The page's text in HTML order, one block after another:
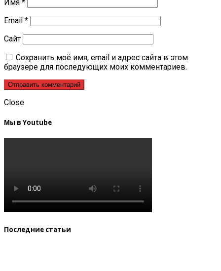
Имя *
Email *
Сайт
Сохранить моё имя, email и адрес сайта в этом
браузере для последующих моих комментариев.
Close
Мы в Youtube
Последние статьи